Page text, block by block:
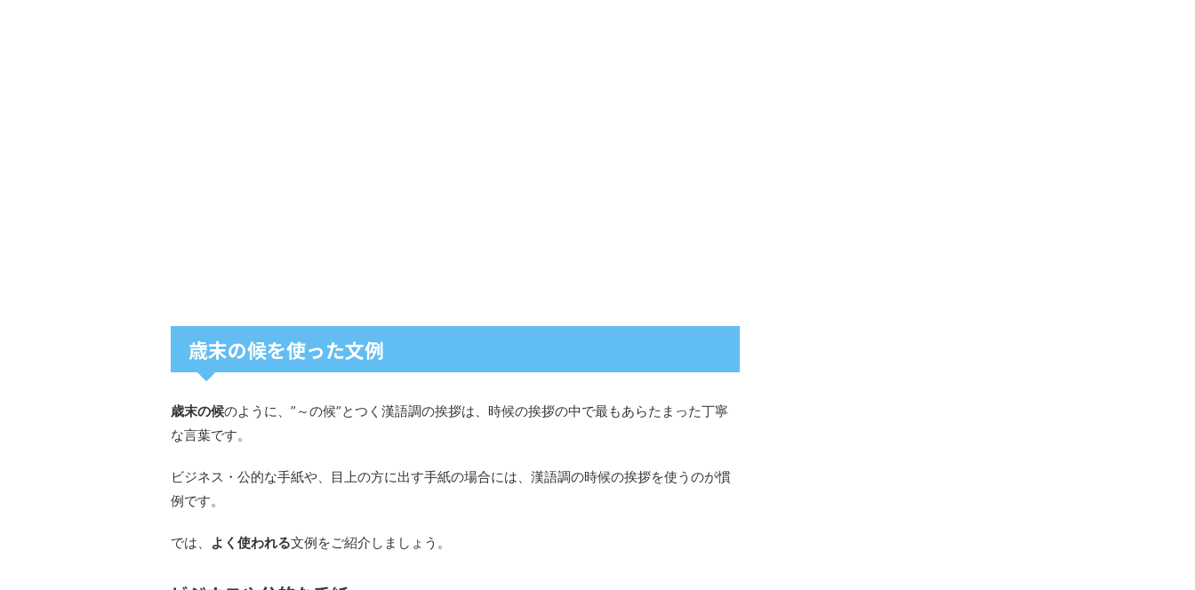
歳末の候を使った文例
歳末の候のように、”～の候”とつく漢語調の挨拶は、時候の挨拶の中で最もあらたまった丁寧
な言葉です。
ビジネス・公的な手紙や、目上の方に出す手紙の場合には、漢語調の時候の挨拶を使うのが慣
例です。
では、 よく使われる文例をご紹介しましょう。